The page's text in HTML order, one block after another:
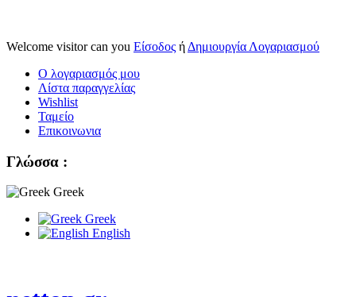
Welcome visitor can you Είσοδος ή Δημιουργία Λογαριασμού
Ο λογαριασμός μου
Λίστα παραγγελίας
Wishlist
Ταμείο
Επικοινωνια
Γλώσσα :
Greek
Greek
English